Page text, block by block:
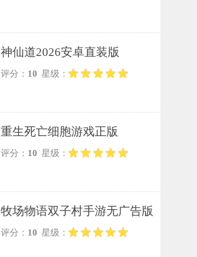
神仙道2026安卓直装版
评分： 10 星级：
重生死亡细胞游戏正版
评分： 10 星级：
牧场物语双子村手游无广告版
评分： 10 星级：